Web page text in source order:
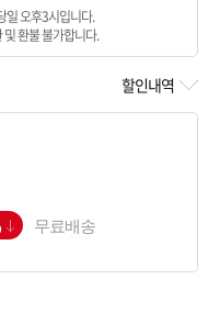
일 오후3시입니다.
환불 불가합니다.
할인내역
무료배송